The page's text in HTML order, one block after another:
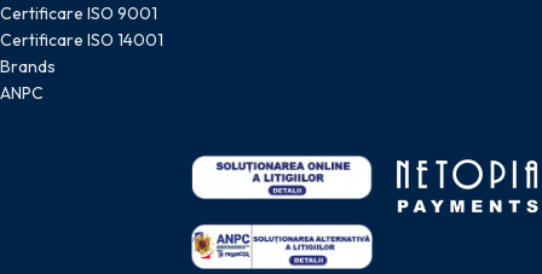
Certificare ISO 9001
Certificare ISO 14001
Brands
ANPC